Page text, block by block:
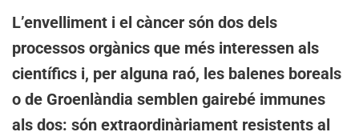
L’envelliment i el càncer són dos dels
processos orgànics que més interessen als
científics i, per alguna raó, les balenes boreals
o de Groenlàndia semblen gairebé immunes
als dos: són extraordinàriament resistents al